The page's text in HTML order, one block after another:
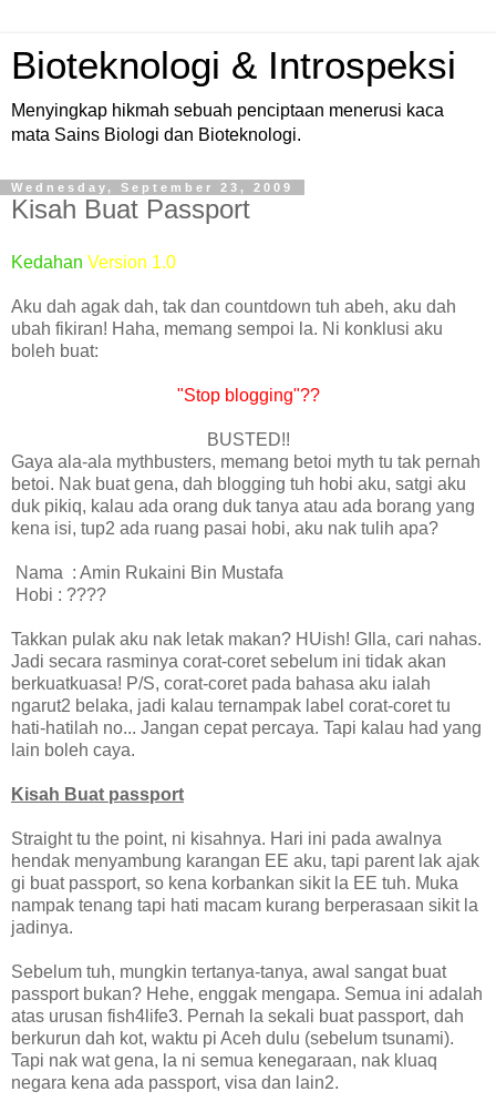
Bioteknologi & Introspeksi
Menyingkap hikmah sebuah penciptaan menerusi kaca
mata Sains Biologi dan Bioteknologi.
Wednesday, September 23, 2009
Kisah Buat Passport
Kedahan Version 1.0
Aku dah agak dah, tak dan countdown tuh abeh, aku dah
ubah fikiran! Haha, memang sempoi la. Ni konklusi aku
boleh buat:
"Stop blogging"??
BUSTED!!
Gaya ala-ala mythbusters, memang betoi myth tu tak pernah
betoi. Nak buat gena, dah blogging tuh hobi aku, satgi aku
duk pikiq, kalau ada orang duk tanya atau ada borang yang
kena isi, tup2 ada ruang pasai hobi, aku nak tulih apa?
Nama : Amin Rukaini Bin Mustafa
Hobi : ????
Takkan pulak aku nak letak makan? HUish! GIla, cari nahas.
Jadi secara rasminya corat-coret sebelum ini tidak akan
berkuatkuasa! P/S, corat-coret pada bahasa aku ialah
ngarut2 belaka, jadi kalau ternampak label corat-coret tu
hati-hatilah no... Jangan cepat percaya. Tapi kalau had yang
lain boleh caya.
Kisah Buat passport
Straight tu the point, ni kisahnya. Hari ini pada awalnya
hendak menyambung karangan EE aku, tapi parent lak ajak
gi buat passport, so kena korbankan sikit la EE tuh. Muka
nampak tenang tapi hati macam kurang berperasaan sikit la
jadinya.
Sebelum tuh, mungkin tertanya-tanya, awal sangat buat
passport bukan? Hehe, enggak mengapa. Semua ini adalah
atas urusan fish4life3. Pernah la sekali buat passport, dah
berkurun dah kot, waktu pi Aceh dulu (sebelum tsunami).
Tapi nak wat gena, la ni semua kenegaraan, nak kluaq
negara kena ada passport, visa dan lain2.